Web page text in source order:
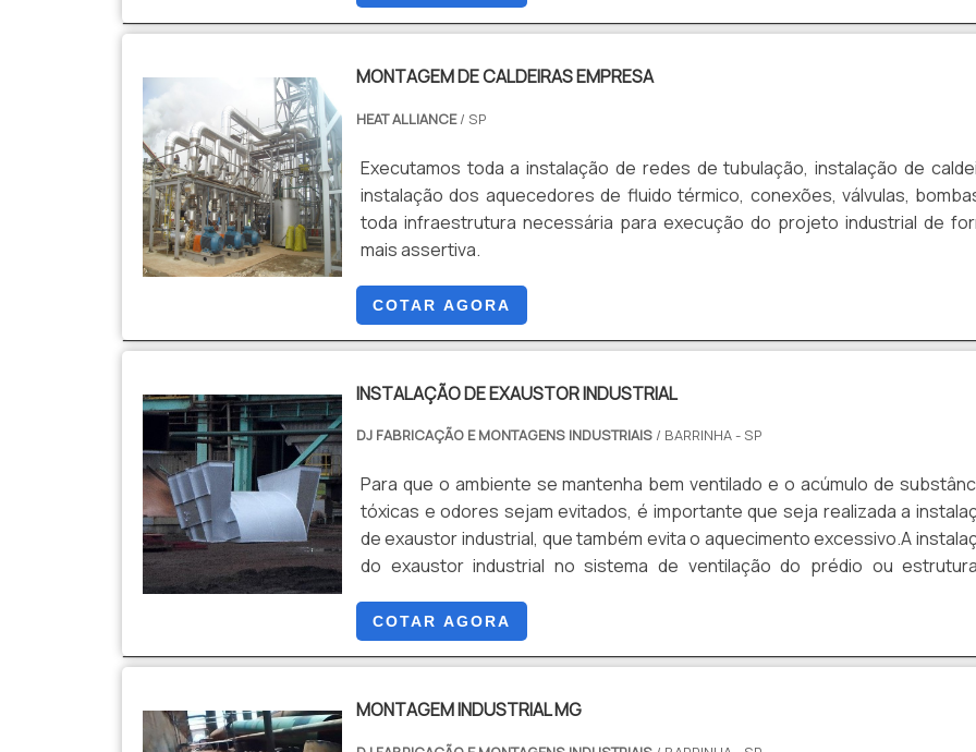
MONTAGEM DE CALDEIRAS EMPRESA
HEAT ALLIANCE/ SP
Executamos toda a instalação de redes de tubulação, instalação de
instalação dos aquecedores de fluido térmico, conexões, válvulas,
toda infraestrutura necessária para execução do projeto industrial de
mais assertiva.
COTAR AGORA
INSTALAÇÃO DE EXAUSTOR INDUSTRIAL
DJ FABRICAÇÃO E MONTAGENS INDUSTRIAIS/ BARRINHA - SP
Para que o ambiente se mantenha bem ventilado e o acúmulo de
tóxicas e odores sejam evitados, é importante que seja realizada a
de exaustor industrial, que também evita o aquecimento excessivo.A
do exaustor industrial no sistema de ventilação do prédio ou
indispensável em ambientes industriais, onde o constante uso de
prejudica a condição do ar e a ambientação do .
COTAR AGORA
MONTAGEM INDUSTRIAL MG